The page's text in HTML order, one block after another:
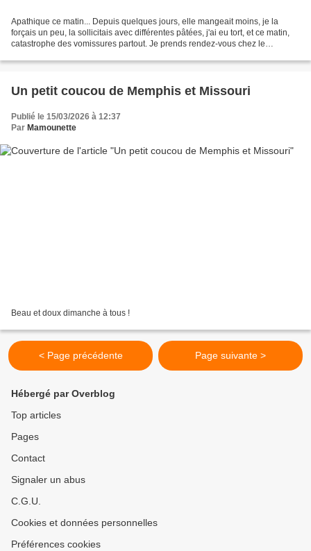
Apathique ce matin... Depuis quelques jours, elle mangeait moins, je la
forçais un peu, la sollicitais avec différentes pâtées, j'ai eu tort, et ce matin,
catastrophe des vomissures partout. Je prends rendez-vous chez le
Un petit coucou de Memphis et Missouri
Publié le 15/03/2026 à 12:37
Par Mamounette
Beau et doux dimanche à tous !
< Page précédente Page suivante >
Hébergé par Overblog
Top articles
Pages
Contact
Signaler un abus
C.G.U.
Cookies et données personnelles
Préférences cookies